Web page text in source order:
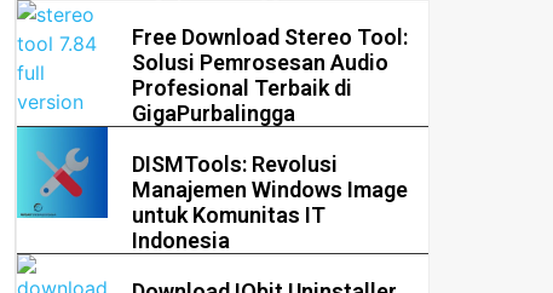
Free Download Stereo Tool:
Solusi Pemrosesan Audio
Profesional Terbaik di
GigaPurbalingga
DISMTools: Revolusi
Manajemen Windows Image
untuk Komunitas IT
Indonesia